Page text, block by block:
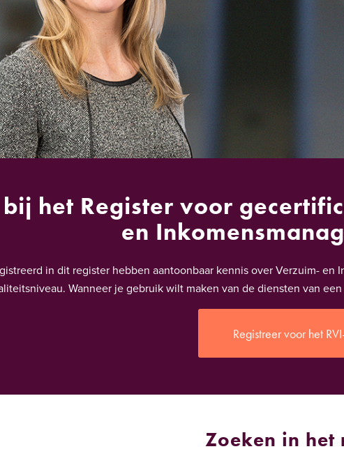
het Register voor
en
in dit register hebben aantoonbaar kennis over Verzuim-
Wanneer je gebruik wilt maken van de diensten van
Registreer voor het
Zoeken in het